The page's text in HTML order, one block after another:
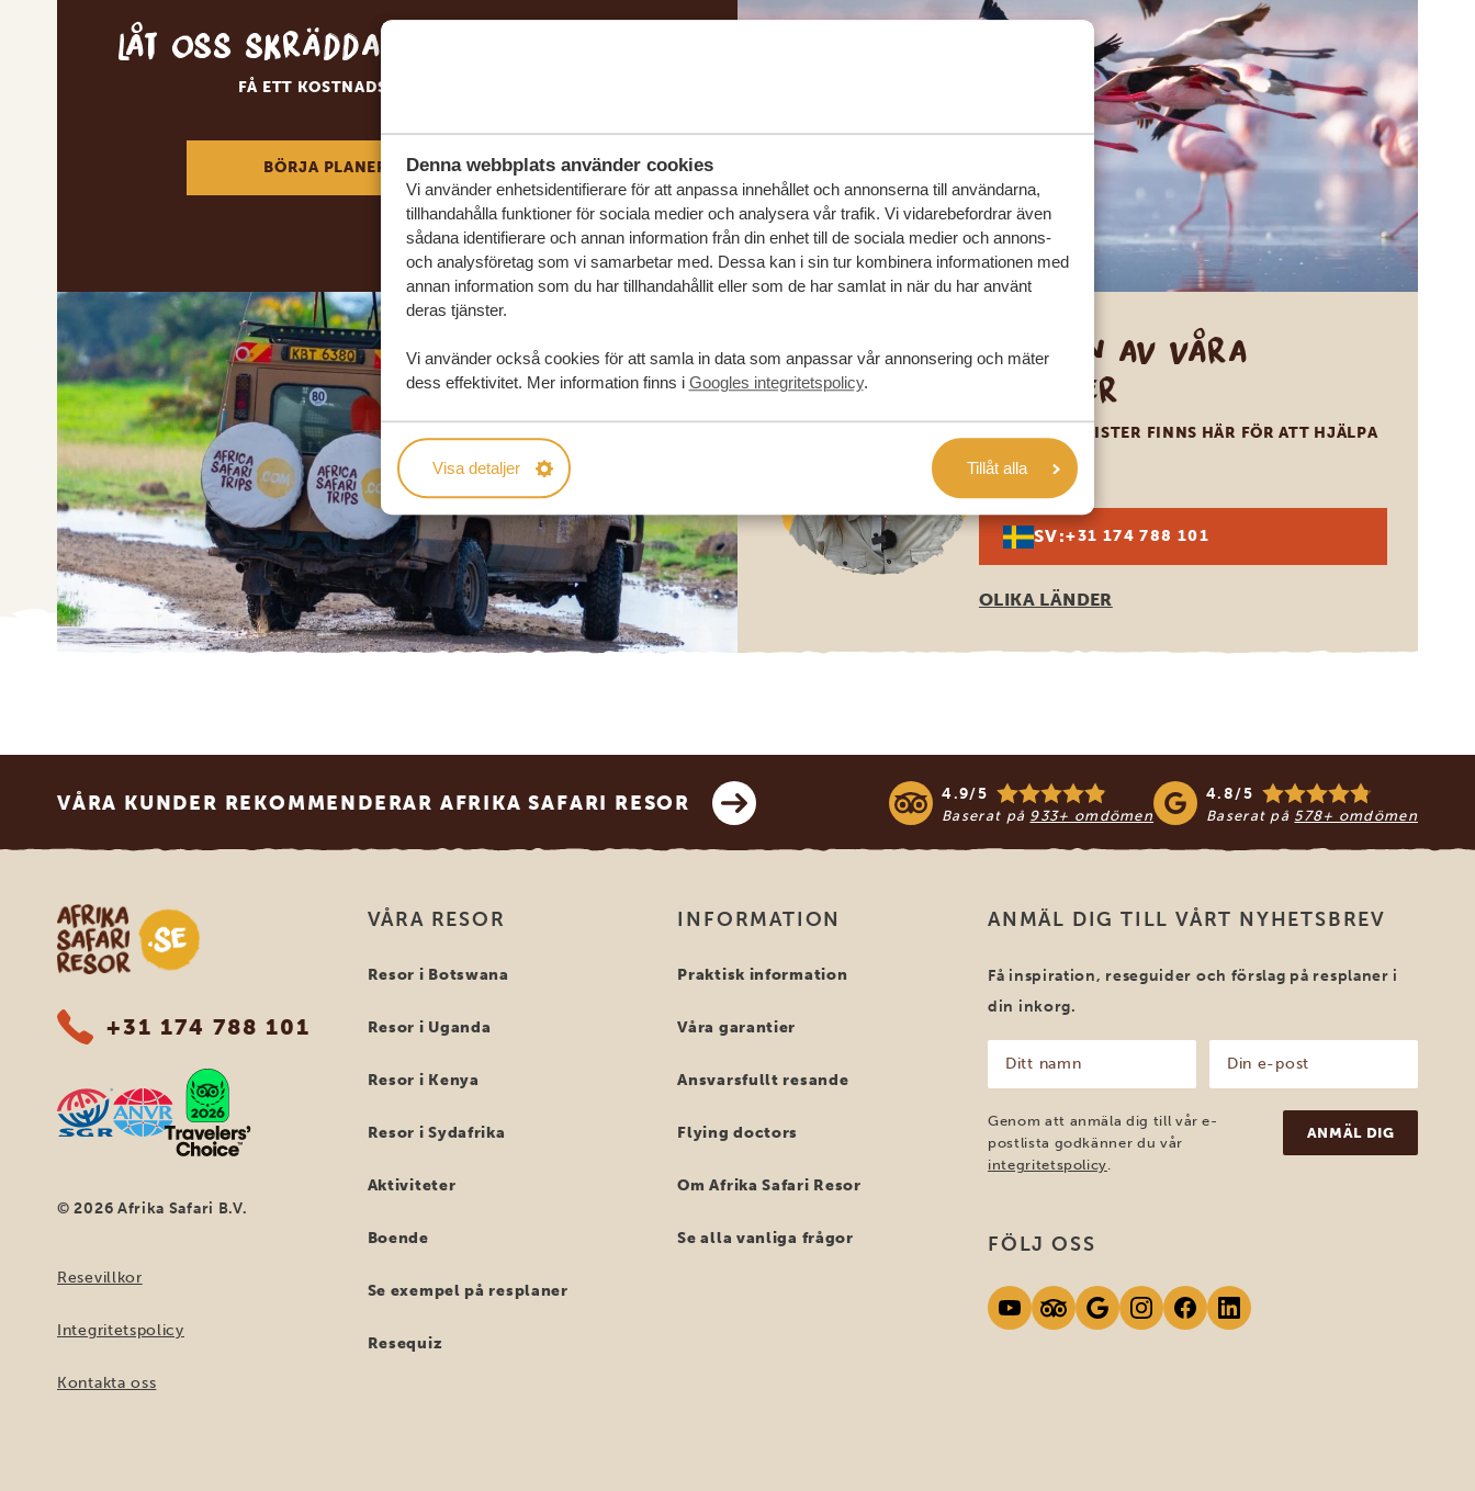
Denna webbplats använder cookies
Vi använder enhetsidentifierare för att anpassa innehållet och annonserna till användarna,
tillhandahålla funktioner för sociala medier och analysera vår trafik. Vi vidarebefordrar även
sådana identifierare och annan information från din enhet till de sociala medier och annons-
och analysföretag som vi samarbetar med. Dessa kan i sin tur kombinera informationen med
annan information som du har tillhandahållit eller som de har samlat in när du har använt
deras tjänster.
Vi använder också cookies för att samla in data som anpassar vår annonsering och mäter
dess effektivitet. Mer information finns i Googles integritetspolicy.
Visa detaljer Tillåt alla
Låt oss skräddarsy din drömresa
FÅ ETT KOSTNADSFRITT RESEFÖRSLAG
BÖRJA PLANERA DIN DRÖMRESA
Ring en av våra
experter
VÅRA SPECIALISTER FINNS HÄR FÖR ATT HJÄLPA
SV:+31 174 788 101
OLIKA LÄNDER
VÅRA KUNDER REKOMMENDERAR AFRIKA SAFARI RESOR 4.9/5
Baserat på 933+ omdömen
4.8/5
Baserat på 578+ omdömen
Safari-resor i Afrika
+31 174 788 101
© 2026 Afrika Safari B.V.
Resevillkor
Integritetspolicy
Kontakta oss
VÅRA RESOR
Resor i Botswana
Resor i Uganda
Resor i Kenya
Resor i Sydafrika
Aktiviteter
Boende
Se exempel på resplaner
Resequiz
INFORMATION
Praktisk information
Våra garantier
Ansvarsfullt resande
Flying doctors
Om Afrika Safari Resor
Se alla vanliga frågor
ANMÄL DIG TILL VÅRT NYHETSBREV
Få inspiration, reseguider och förslag på resplaner i
din inkorg.
namn
(Obligatoriskt)
post
(Obligatoriskt)
Genom att anmäla dig till vår e-
postlista godkänner du vår
integritetspolicy.
FÖLJ OSS